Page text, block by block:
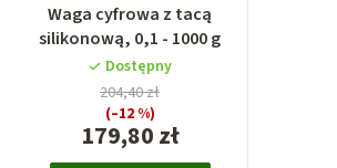
Waga cyfrowa z tacą
silikonową, 0,1 - 1000 g
Dostępny
179,80 zł
204,40 zł
(–12 %)